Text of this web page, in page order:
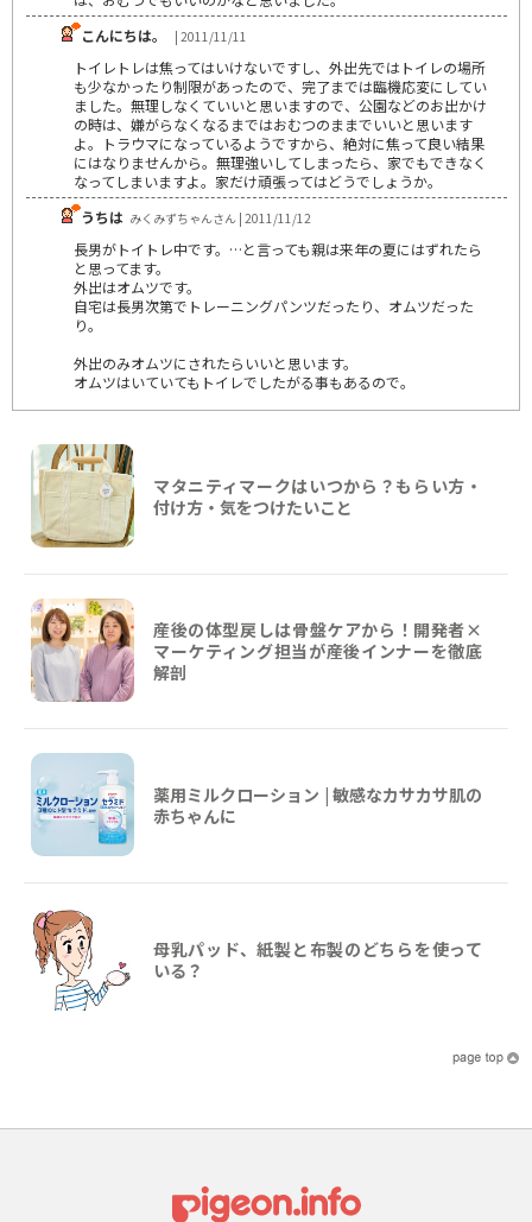
こんにちは。
| 2011/11/11
トイレトレは焦ってはいけないですし、外出先ではトイレの場所
も少なかったり制限があったので、完了までは臨機応変にしてい
ました。無理しなくていいと思いますので、公園などのお出かけ
の時は、嫌がらなくなるまではおむつのままでいいと思います
よ。トラウマになっているようですから、絶対に焦って良い結果
にはなりませんから。無理強いしてしまったら、家でもできなく
なってしまいますよ。家だけ頑張ってはどうでしょうか。
うちは みくみずちゃんさん | 2011/11/12
長男がトイトレ中です。…と言っても親は来年の夏にはずれたら
と思ってます。
外出はオムツです。
自宅は長男次第でトレーニングパンツだったり、オムツだった
り。
外出のみオムツにされたらいいと思います。
オムツはいていてもトイレでしたがる事もあるので。
マタニティマークはいつから？もらい方・
付け方・気をつけたいこと
産後の体型戻しは骨盤ケアから！開発者×
マーケティング担当が産後インナーを徹底
解剖
薬用ミルクローション | 敏感なカサカサ肌の
赤ちゃんに
母乳パッド、紙製と布製のどちらを使って
いる？